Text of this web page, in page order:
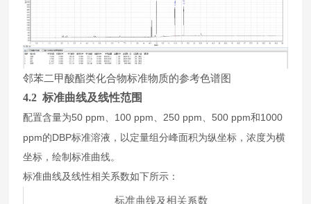
邻苯二甲酸酯类化合物标准物质的参考色谱图
4.2 标准曲线及线性范围
配置含量为50 ppm 100 ppm 250 ppm 、500 ppm和1000
ppm的DBP标准溶液， 以 定量组分峰面积为纵坐标 ，浓度为横
坐标 ，绘制标准曲线。
标准曲线及线性相关系数如下所示 ：